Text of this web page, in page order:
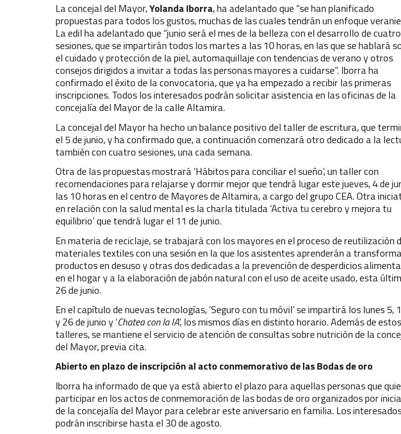
La concejal del Mayor,Yolanda Iborra, ha adelantado que “se han planificado
propuestas para todos los gustos, muchas de las cuales tendrán un enfoque
La edil ha adelantado que “junio será el mes de la belleza con el desarrollo de cuatro
sesiones, que se impartirán todos los martes a las 10 horas, en las que se hablará
el cuidado y protección de la piel, automaquillaje con tendencias de verano y otros
consejos dirigidos a invitar a todas las personas mayores a cuidarse”. Iborra ha
confirmado el éxito de la convocatoria, que ya ha empezado a recibir las primeras
inscripciones. Todos los interesados podrán solicitar asistencia en las oficinas de la
concejalía del Mayor de la calle Altamira.
La concejal del Mayor ha hecho un balance positivo del taller de escritura, que
el 5 de junio, y ha confirmado que, a continuación comenzará otro dedicado a la
también con cuatro sesiones, una cada semana.
Otra de las propuestas mostrará ‘Hábitos para conciliar el sueño’, un taller con
recomendaciones para relajarse y dormir mejor que tendrá lugar este jueves, 4 de
las 10 horas en el centro de Mayores de Altamira, a cargo del grupo CEA. Otra
en relación con la salud mental es la charla titulada ‘Activa tu cerebro y mejora tu
equilibrio’ que tendrá lugar el 11 de junio.
En materia de reciclaje, se trabajará con los mayores en el proceso de reutilización
materiales textiles con una sesión en la que los asistentes aprenderán a
productos en desuso y otras dos dedicadas a la prevención de desperdicios
en el hogar y a la elaboración de jabón natural con el uso de aceite usado, esta
26 de junio.
En el capítulo de nuevas tecnologías, ‘Seguro con tu móvil’ se impartirá los lunes 5,
y 26 de junio y ‘Chatea con la IA’, los mismos días en distinto horario. Además de estos
talleres, se mantiene el servicio de atención de consultas sobre nutrición de la
del Mayor, previa cita.
Abierto en plazo de inscripción al acto conmemorativo de las Bodas de oro
Iborra ha informado de que ya está abierto el plazo para aquellas personas que
participar en los actos de conmemoración de las bodas de oro organizados por
de la concejalía del Mayor para celebrar este aniversario en familia. Los
podrán inscribirse hasta el 30 de agosto.